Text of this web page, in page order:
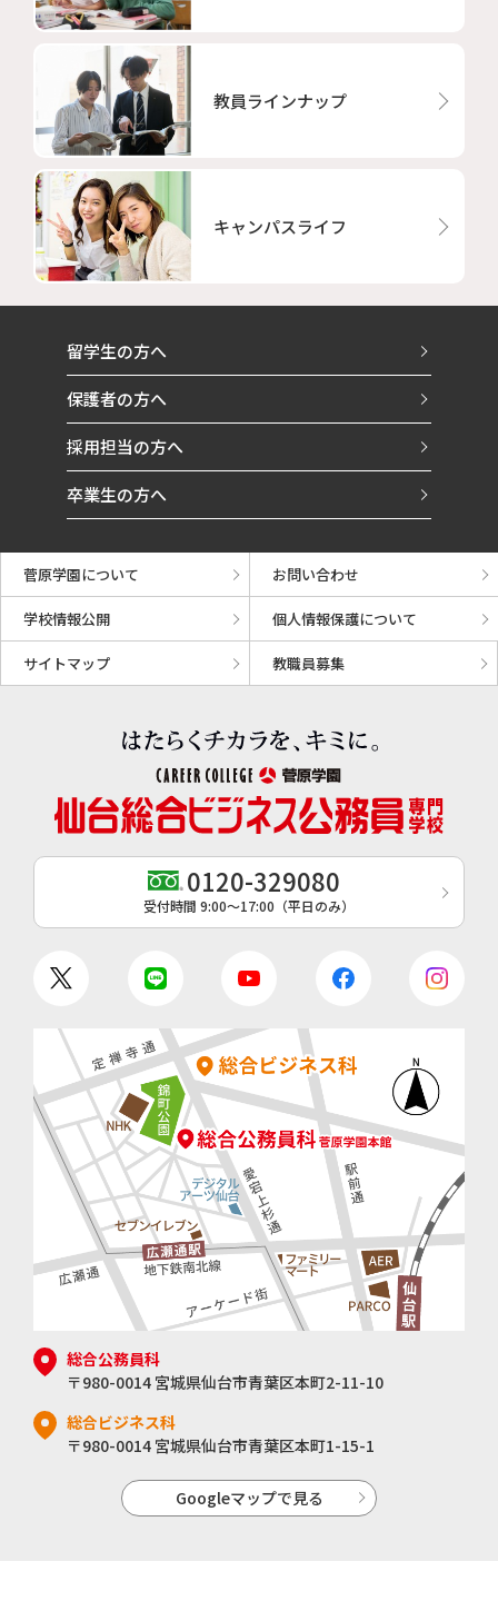
教員ラインナップ
キャンパスライフ
留学生の方へ
保護者の方へ
採用担当の方へ
卒業生の方へ
菅原学園について お問い合わせ
学校情報公開 個人情報保護について
サイトマップ 教職員募集
0120-329080
受付時間 9:00〜17:00（平日のみ）
総合公務員科
〒980-0014 宮城県仙台市青葉区本町2-11-10
総合ビジネス科
〒980-0014 宮城県仙台市青葉区本町1-15-1
Googleマップで見る